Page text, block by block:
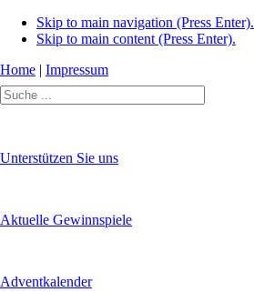
Skip to main navigation (Press Enter).
Skip to main content (Press Enter).
Home | Impressum
Unterstützen Sie uns
Aktuelle Gewinnspiele
Adventkalender